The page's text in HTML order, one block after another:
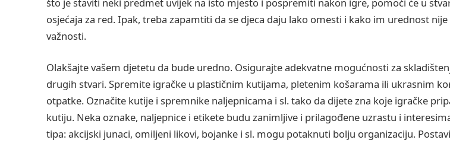
osjećaja za red. Ipak, treba zapamtiti da se djeca daju lako omesti i kako im urednost
važnosti.
Olakšajte vašem djetetu da bude uredno. Osigurajte adekvatne mogućnosti za
drugih stvari. Spremite igračke u plastičnim kutijama, pletenim košarama ili ukrasnim
otpatke. Označite kutije i spremnike naljepnicama i sl. tako da dijete zna koje igračke
kutiju. Neka oznake, naljepnice i etikete budu zanimljive i prilagođene uzrastu i
tipa: akcijski junaci, omiljeni likovi, bojanke i sl. mogu potaknuti bolju organizaciju.